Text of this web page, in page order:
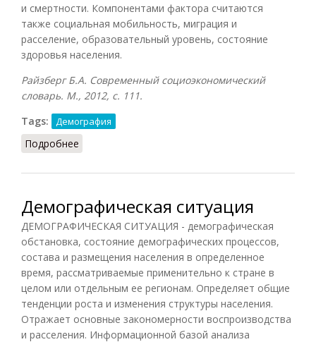
и смертности. Компонентами фактора считаются
также социальная мобильность, миграция и
расселение, образовательный уровень, состояние
здоровья населения.
Райзберг Б.А. Современный социоэкономический
словарь. М., 2012, с. 111.
Tags:
Демография
Подробнее
Демографическая ситуация
ДЕМОГРАФИЧЕСКАЯ СИТУАЦИЯ - демографическая
обстановка, состояние демографических процессов,
состава и размещения населения в определенное
время, рассматриваемые применительно к стране в
целом или отдельным ее регионам. Определяет общие
тенденции роста и изменения структуры населения.
Отражает основные закономерности воспроизводства
и расселения. Информационной базой анализа